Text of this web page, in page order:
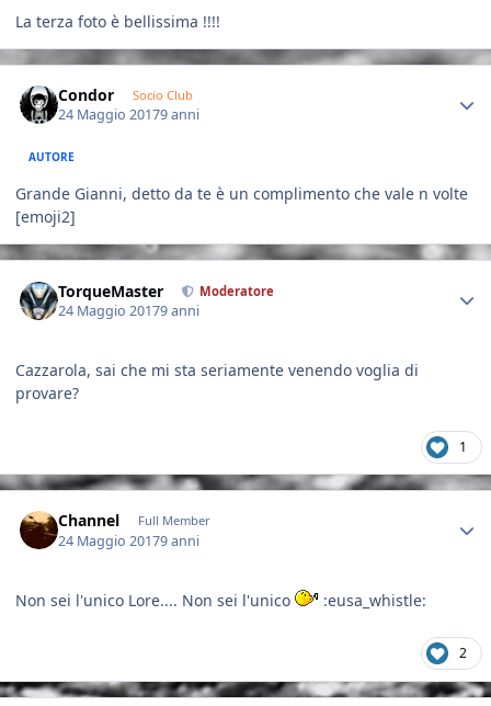
La terza foto è bellissima !!!!
Condor Socio Club
24 Maggio 20179 anni
AUTORE
Grande Gianni, detto da te è un complimento che vale n volte
[emoji2]
TorqueMaster Moderatore
24 Maggio 20179 anni
Cazzarola, sai che mi sta seriamente venendo voglia di
provare?
1
Channel Full Member
24 Maggio 20179 anni
Non sei l'unico Lore.... Non sei l'unico :eusa_whistle:
2